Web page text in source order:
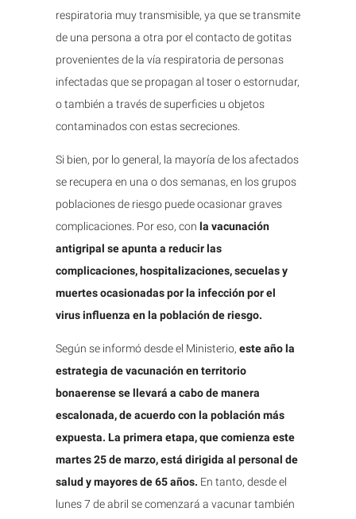
respiratoria muy transmisible, ya que se transmite
de una persona a otra por el contacto de gotitas
provenientes de la vía respiratoria de personas
infectadas que se propagan al toser o estornudar,
o también a través de superficies u objetos
contaminados con estas secreciones.
Si bien, por lo general, la mayoría de los afectados
se recupera en una o dos semanas, en los grupos
poblaciones de riesgo puede ocasionar graves
complicaciones. Por eso, con la vacunación
antigripal se apunta a reducir las
complicaciones, hospitalizaciones, secuelas y
muertes ocasionadas por la infección por el
virus influenza en la población de riesgo.
Según se informó desde el Ministerio, este año la
estrategia de vacunación en territorio
bonaerense se llevará a cabo de manera
escalonada, de acuerdo con la población más
expuesta. La primera etapa, que comienza este
martes 25 de marzo, está dirigida al personal de
salud y mayores de 65 años. En tanto, desde el
lunes 7 de abril se comenzará a vacunar también